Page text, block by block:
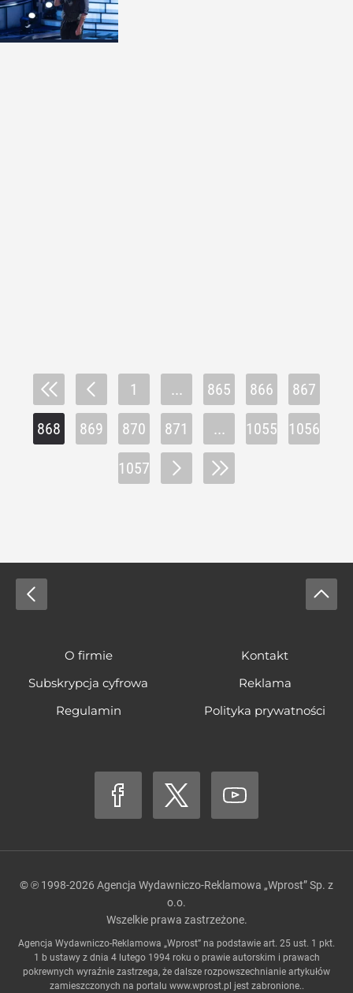
1 ... 865 866 867
868 869 870 871 ... 1055 1056
1057
O firmie
Kontakt
Subskrypcja cyfrowa
Reklama
Regulamin
Polityka prywatności
© ℗ 1998-2026 Agencja Wydawniczo-Reklamowa „Wprost” Sp. z
o.o.
Wszelkie prawa zastrzeżone.
Agencja Wydawniczo-Reklamowa „Wprost” na podstawie art. 25 ust. 1 pkt.
1 b ustawy z dnia 4 lutego 1994 roku o prawie autorskim i prawach
pokrewnych wyraźnie zastrzega, że dalsze rozpowszechnianie artykułów
zamieszczonych na portalu www.wprost.pl jest zabronione..